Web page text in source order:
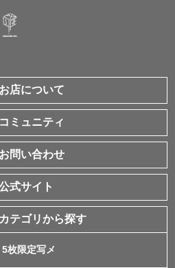
お店について
コミュニティ
お問い合わせ
式サイト
カテゴリから探す
5枚限定写メ